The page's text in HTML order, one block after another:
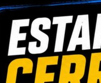
PESO